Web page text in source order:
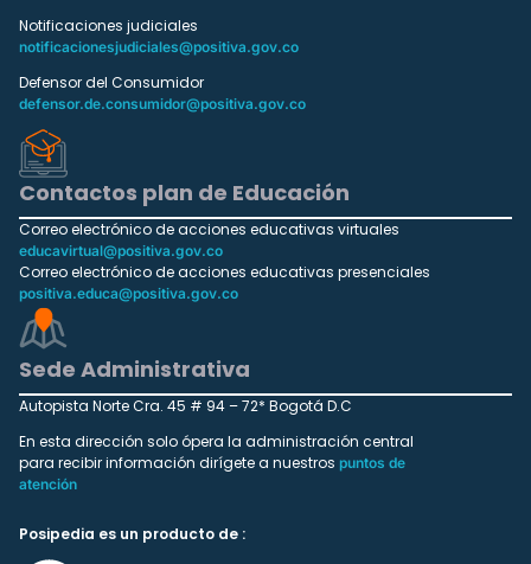
Notificaciones judiciales
notificacionesjudiciales@positiva.gov.co
Defensor del Consumidor
defensor.de.consumidor@positiva.gov.co
Contactos plan de Educación
Correo electrónico de acciones educativas virtuales
educavirtual@positiva.gov.co
Correo electrónico de acciones educativas presenciales
positiva.educa@positiva.gov.co
Sede Administrativa
Autopista Norte Cra. 45 # 94 – 72* Bogotá D.C
En esta dirección solo ópera la administración central
para recibir información dirígete a nuestros puntos de
atención
Posipedia es un producto de :